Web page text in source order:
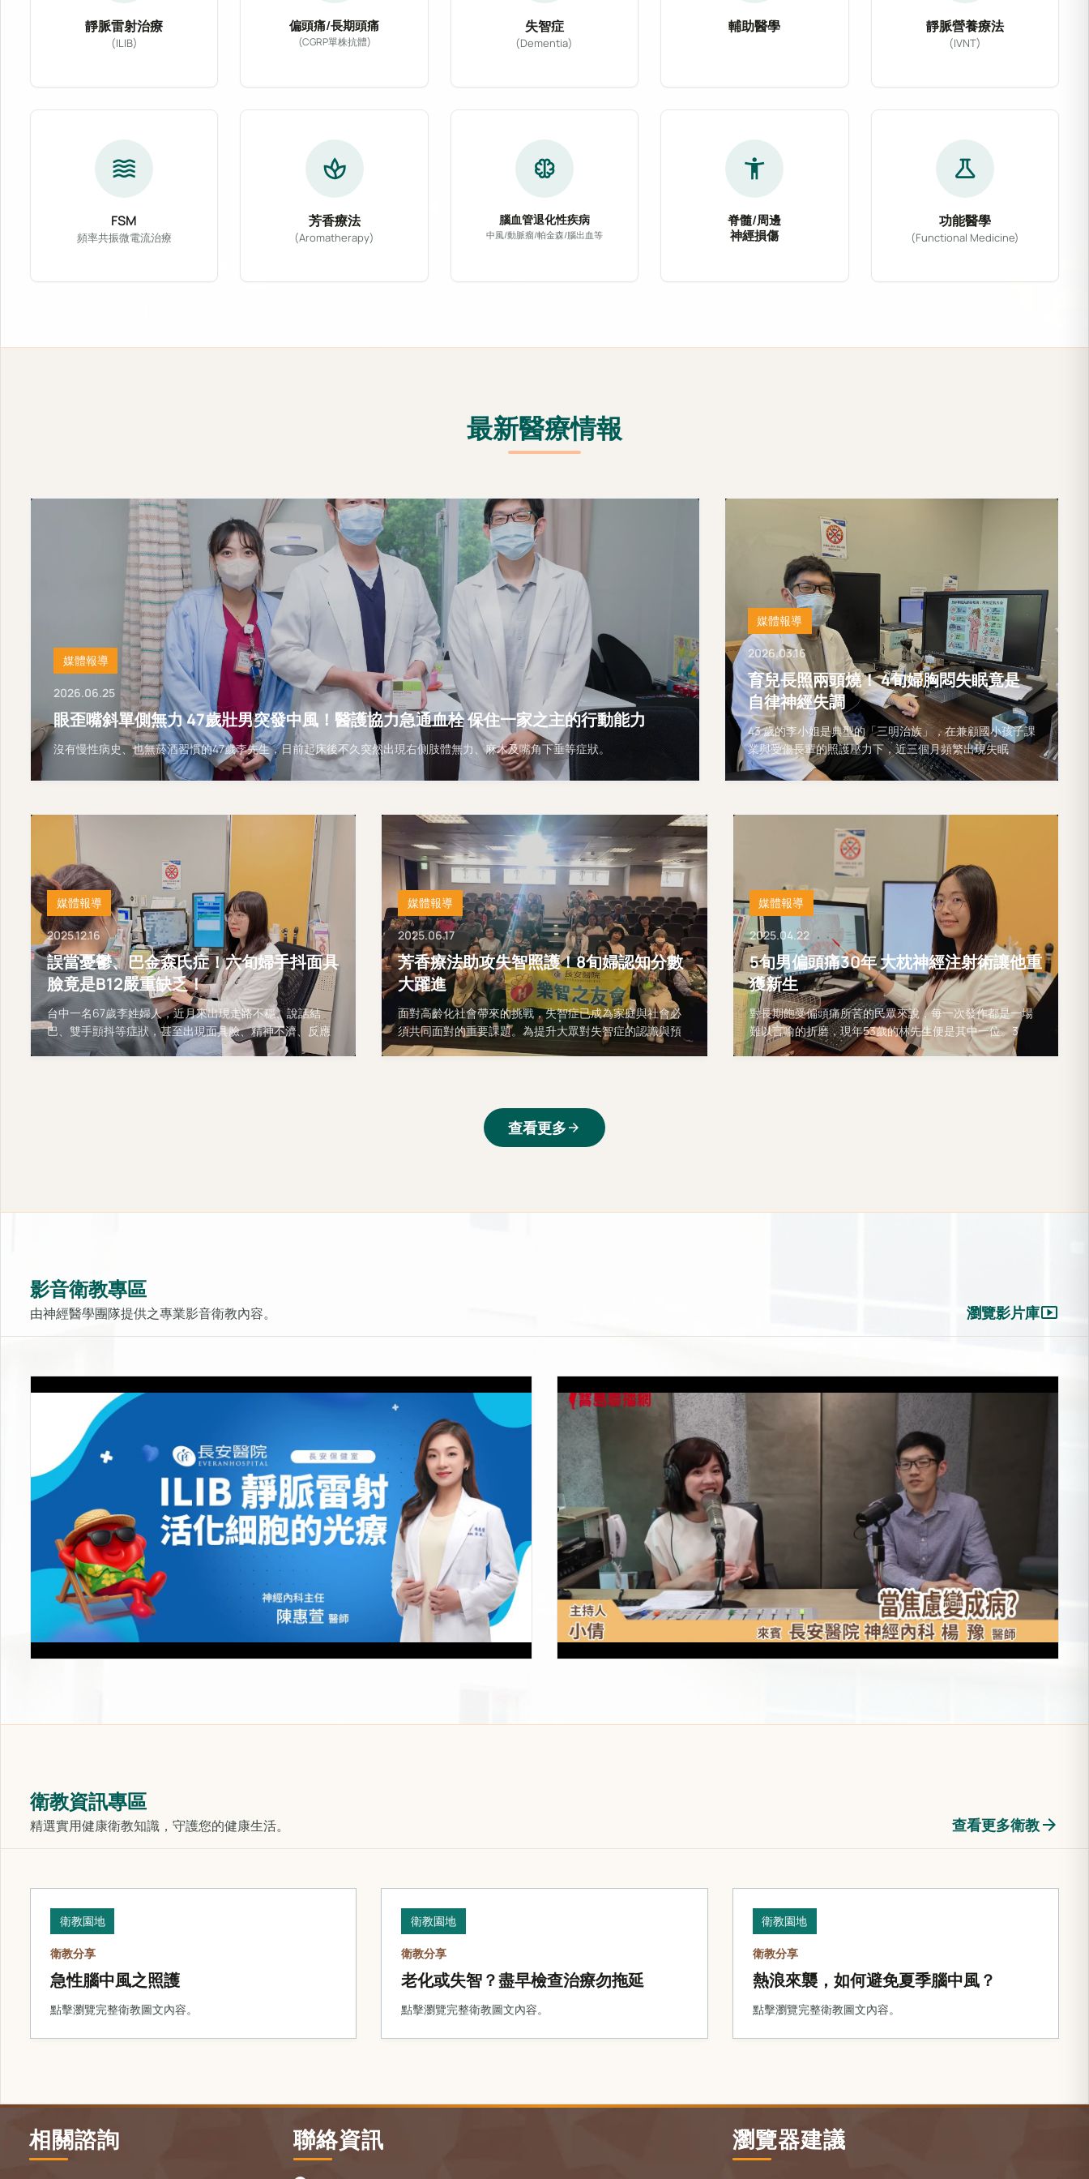
靜脈雷射治療
(ILIB)
偏頭痛/長期頭痛
(CGRP單株抗體)
失智症
(Dementia)
輔助醫學
結合主流醫學與多種非侵入性輔助療法，如電磁刺激、整合
靜脈營養療法
(IVNT)
waves
FSM
頻率共振微電流治療
spa
芳香療法
(Aromatherapy)
neurology
腦血管退化性疾病
中風/動脈瘤/帕金森/腦出血等
accessibility_new
脊髓/周邊
神經損傷
science
功能醫學
(Functional Medicine)
最新醫療情報
媒體報導
2026.06.25
眼歪嘴斜單側無力 47歲壯男突發中風！醫護協力急通血栓 保住一家之主的行動能力
沒有慢性病史、也無菸酒習慣的47歲李先生，日前起床後不久突然出現右側肢體無力、麻木及嘴角下垂等症狀。
媒體報導
2026.03.16
育兒長照兩頭燒！ 4旬婦胸悶失眠竟是
自律神經失調
43 歲的李小姐是典型的「三明治族」，在兼顧國小孩子課
業與受傷長輩的照護壓力下，近三個月頻繁出現失眠
媒體報導
2025.12.16
誤當憂鬱、巴金森氏症！六旬婦手抖面具
臉竟是B12嚴重缺乏！
台中一名67歲李姓婦人，近月來出現走路不穩、說話結
巴、雙手顫抖等症狀，甚至出現面具臉、精神不濟、反應
媒體報導
2025.06.17
芳香療法助攻失智照護！8旬婦認知分數
大躍進
面對高齡化社會帶來的挑戰，失智症已成為家庭與社會必
須共同面對的重要課題。為提升大眾對失智症的認識與預
媒體報導
2025.04.22
5旬男偏頭痛30年 大枕神經注射術讓他重
獲新生
對長期飽受偏頭痛所苦的民眾來說，每一次發作都是一場
難以言喻的折磨，現年53歲的林先生便是其中一位。3
查看更多arrow_forward
影音衛教專區
由神經醫學團隊提供之專業影音衛教內容。 瀏覽影片庫smart_display
LIB靜脈雷射-活化細胞的光療
上架時間：2025-10-31 當焦慮變成病
上架時間：2026-05-08
衛教資訊專區
精選實用健康衛教知識，守護您的健康生活。 查看更多衛教arrow_forward
衛教園地
衛教分享
急性腦中風之照護
點擊瀏覽完整衛教圖文內容。
衛教園地
衛教分享
老化或失智？盡早檢查治療勿拖延
點擊瀏覽完整衛教圖文內容。
衛教園地
衛教分享
熱浪來襲，如何避免夏季腦中風？
點擊瀏覽完整衛教圖文內容。
相關諮詢 聯絡資訊 瀏覽器建議